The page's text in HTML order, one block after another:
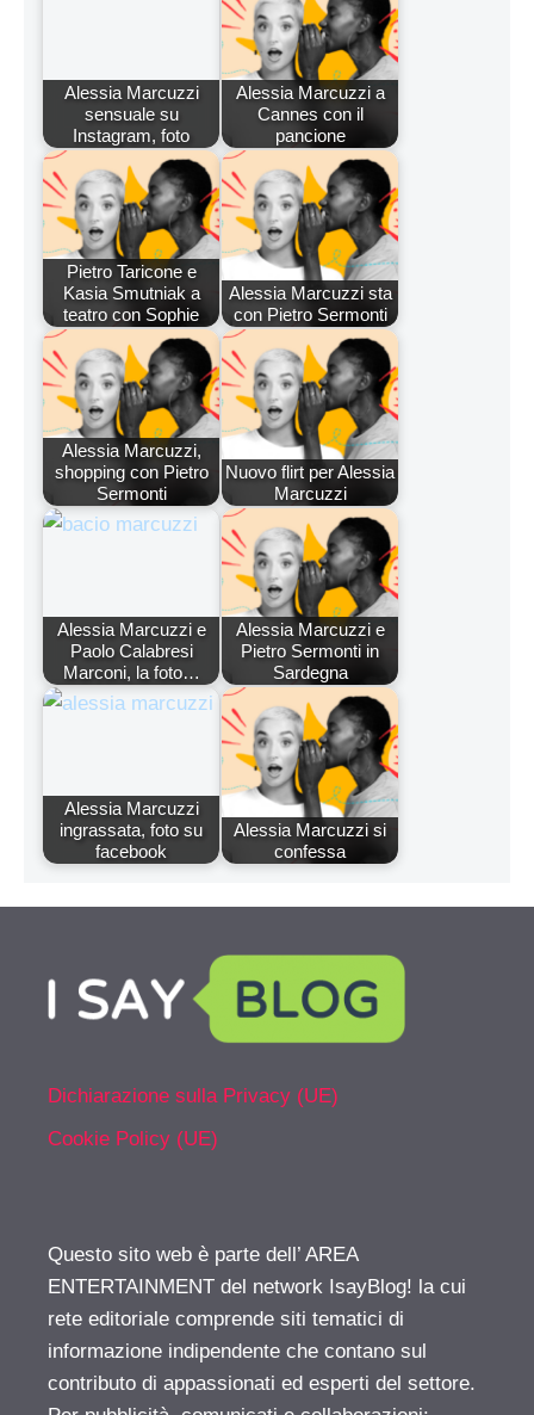
Alessia Marcuzzi
sensuale su
Instagram, foto
Alessia Marcuzzi a
Cannes con il
pancione
Pietro Taricone e
Kasia Smutniak a
teatro con Sophie
Alessia Marcuzzi sta
con Pietro Sermonti
Alessia Marcuzzi,
shopping con Pietro
Sermonti
Nuovo flirt per Alessia
Marcuzzi
Alessia Marcuzzi e
Paolo Calabresi
Marconi, la foto…
Alessia Marcuzzi e
Pietro Sermonti in
Sardegna
Alessia Marcuzzi
ingrassata, foto su
facebook
Alessia Marcuzzi si
confessa
Dichiarazione sulla Privacy (UE)
Cookie Policy (UE)
Questo sito web è parte dell’ AREA
ENTERTAINMENT del network IsayBlog! la cui
rete editoriale comprende siti tematici di
informazione indipendente che contano sul
contributo di appassionati ed esperti del settore.